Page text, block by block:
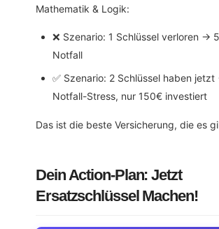
Mathematik & Logik:
❌ Szenario: 1 Schlüssel verloren →
Notfall
✅ Szenario: 2 Schlüssel haben
Notfall-Stress, nur 150€ investiert
Das ist die beste Versicherung, die es
Dein Action-Plan: Jetzt
Ersatzschlüssel Machen!